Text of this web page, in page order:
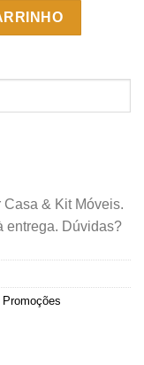
Off White -
& Kit Móveis.
entrega. Dúvidas?
Promoções